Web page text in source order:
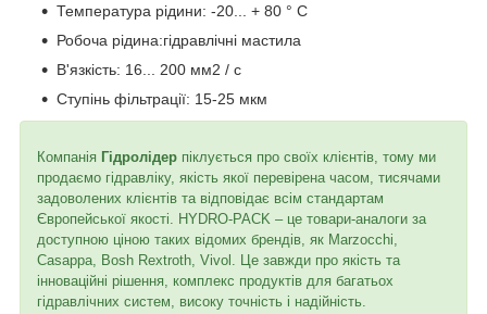
Температура рідини: -20... + 80 ° C
Робоча рідина:гідравлічні мастила
В'язкість: 16... 200 мм2 / с
Ступінь фільтрації: 15-25 мкм
Компанія Гідролідер піклується про своїх клієнтів, тому ми
продаємо гідравліку, якість якої перевірена часом, тисячами
задоволених клієнтів та відповідає всім стандартам
Європейської якості. HYDRO-PACK – це товари-аналоги за
доступною ціною таких відомих брендів, як Marzocchi,
Casappa, Bosh Rextroth, Vivol. Це завжди про якість та
інноваційні рішення, комплекс продуктів для багатьох
гідравлічних систем, високу точність і надійність.